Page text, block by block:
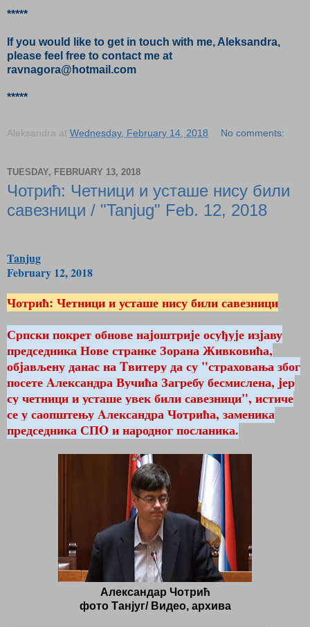
*****
If you would like to get in touch with me, Aleksandra,
please feel free to contact me at
ravnagora@hotmail.com
*****
Aleksandra at Wednesday, February 14, 2018 No comments:
TUESDAY, FEBRUARY 13, 2018
Чотрић: Четници и усташе нису били
савезници / "Tanjug" Feb. 12, 2018
Tanjug
February 12, 2018
Чотрић: Четници и усташе нису били савезници
Српски покрет обнове наjоштриjе осуђуjе изjаву
председника Нове странке Зорана Живковића,
обjављену данас на Tвитеру да су "страховања због
посете Aлександра Вучића Загребу бесмислена, jер
су четници и усташе увек били савезници", истиче
се у саопштењу Aлександра Чотрића, заменика
председника СПO и народног посланика.
Aлександаp Чотрић
фото Танјуг/ Видео, архива